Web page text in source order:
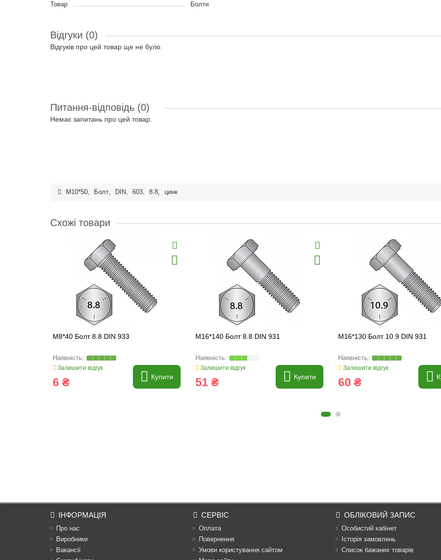
Товар
Болти
Відгуки (0)
Відгуків про цей товар ще не було.
Питання-відповідь (0)
Немає запитань про цей товар.
M10*50, Болт, DIN, 603, 8.8, цинк
Схожі товари
M8*40 Болт 8.8 DIN 933
Залишити відгук
6 ₴ Купити
M16*140 Болт 8.8 DIN 931
Залишити відгук
51 ₴ Купити
M16*130 Болт 10.9 DIN 931
Залишити відгук
60 ₴
ІНФОРМАЦІЯ
Про нас
Виробники
Вакансії
СЕРВІС
Оплата
Повернення
Умови користування сайтом
ОБЛІКОВИЙ ЗАПИС
Особистий кабінет
Історія замовлень
Список бажаних товарів